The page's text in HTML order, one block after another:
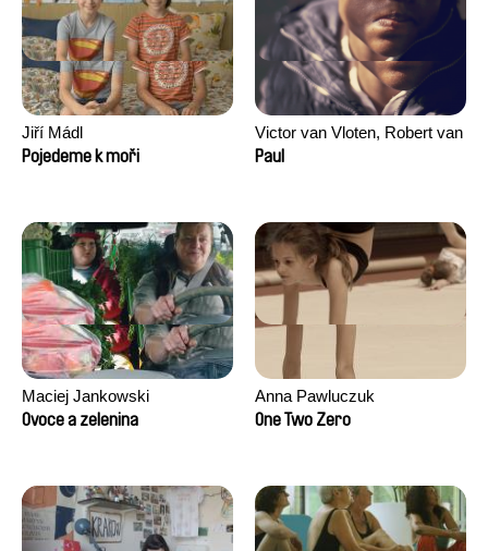
Jiří Mádl
Pojedeme k moři
Victor van Vloten, Robert van
Wingerden
Paul
Maciej Jankowski
Ovoce a zelenina
Anna Pawluczuk
One Two Zero